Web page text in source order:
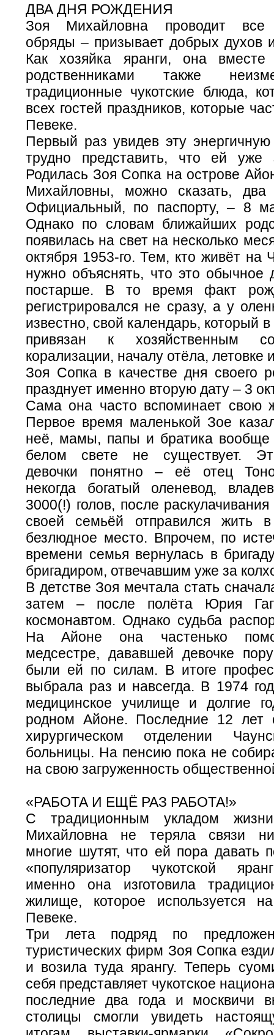
ДВА ДНЯ РОЖДЕНИЯ
Зоя Михайловна проводит все
обряды – призывает добрых духов
Как хозяйка яранги, она
родственниками также
традиционные чукотские блюда,
всех гостей праздников, которые
Певеке.
Первый раз увидев эту
трудно представить, что ей уже
Родилась Зоя Сопка на острове
Михайловны, можно сказать, два
Официальный, по паспорту, – 8
Однако по словам ближайших
появилась на свет на несколько
октября 1953-го. Тем, кто живёт на
нужно объяснять, что это обычное
постарше. В то время факт
регистрировался не сразу, а у
известно, свой календарь, который
привязан к хозяйственным
корализации, началу отёла, летовке
Зоя Сопка в качестве дня своего
празднует именно вторую дату – 3
Сама она часто вспоминает свою
Первое время маленькой Зое
неё, мамы, папы и братика вообще
белом свете не существует.
девочки понятно – её отец
некогда богатый оленевод,
3000(!) голов, после
своей семьёй отправился жить
безлюдное место. Впрочем, по
времени семья вернулась в
бригадиром, отвечавшим уже за
В детстве Зоя мечтала стать
затем – после полёта Юрия
космонавтом. Однако судьба
На Айоне она частенько
медсестре, дававшей девочке
были ей по силам. В итоге
выбрала раз и навсегда. В 1974
медицинское училище и долгие
родном Айоне. Последние 12 лет
хирургическом отделении
больницы. На пенсию пока не
на свою загруженность
«РАБОТА И ЕЩЁ РАЗ РАБОТА!»
С традиционным укладом
Михайловна не теряла связи
многие шутят, что ей пора давать
«популяризатор чукотской
именно она изготовила
жилище, которое используется
Певеке.
Три лета подряд по
туристических фирм Зоя Сопка
и возила туда ярангу. Теперь
себя представляет чукотское
последние два года и москвичи
столицы смогли увидеть